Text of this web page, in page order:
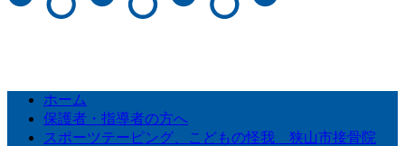
ホーム
保護者・指導者の方へ
スポーツテーピング、こどもの怪我 狭山市接骨院